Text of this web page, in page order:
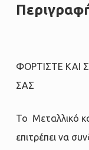
ΦΟΡΤΙΣΤΕ ΚΑΙ
ΣΑΣ
Το Μεταλλικό
επιτρέπει να